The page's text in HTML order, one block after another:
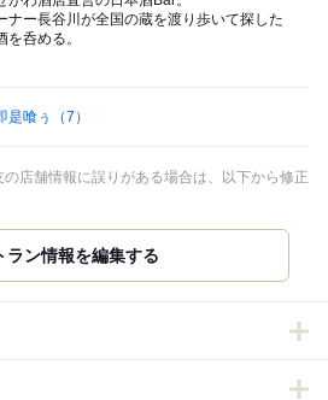
ナー長谷川が全国の蔵を渡り歩いて探した
を呑める。
是喰ぅ （7）
店舗情報に誤りがある場合は、以下から修正
ラン情報を編集する